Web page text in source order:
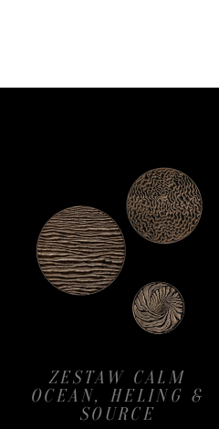
ZESTAW CALM
OCEAN, HELING &
SOURCE